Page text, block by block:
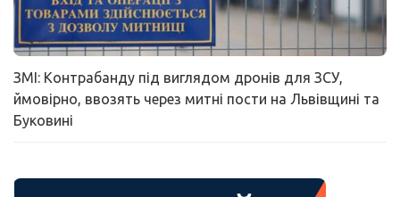
ЗМІ: Контрабанду під виглядом дронів для ЗСУ,
ймовірно, ввозять через митні пости на Львівщині та
Буковині